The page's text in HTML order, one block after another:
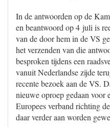
In de antwoorden op de
en beantwoord op 4 juli is
van de door hem in de VS
het verzenden van die
besproken tijdens een
vanuit Nederlandse zijde
recente bezoek aan de VS.
nieuwe oproep gedaan voor
Europees verband richting
daar verder aan worden